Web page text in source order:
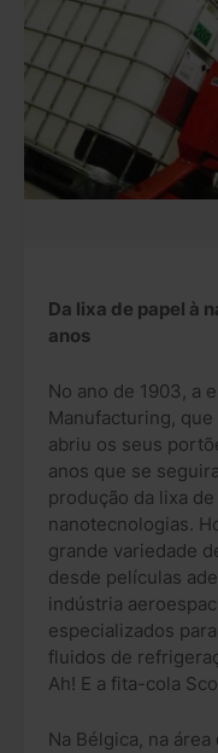
Da lixa de papel à
anos
No ano de 1903, a
Manufacturing,
abriu os seus
anos que se
produção da lixa
nanotecnologias.
grande variedade
desde películas
indústria
especializados
fluidos de
Ah! E a fita-cola
Na Bélgica, na